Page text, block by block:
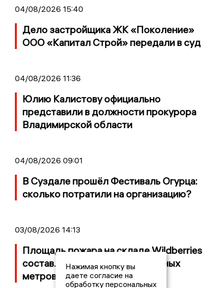
04/08/2026 15:40
Дело застройщика ЖК «Поколение»
ООО «Капитал Строй» передали в суд
04/08/2026 11:36
Юлию Калистову официально
представили в должности прокурора
Владимирской области
04/08/2026 09:01
В Суздале прошёл Фестиваль Огурца:
сколько потратили на организацию?
03/08/2026 14:13
Площадь пожара на складе Wildberries
составляет 100 тысяч квадратных
метров
Нажимая кнопку вы
даете согласие на
обработку персональных